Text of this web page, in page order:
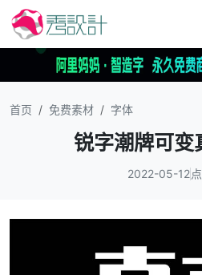
首页 免费素材 字体
锐字潮牌可
2022-05-12